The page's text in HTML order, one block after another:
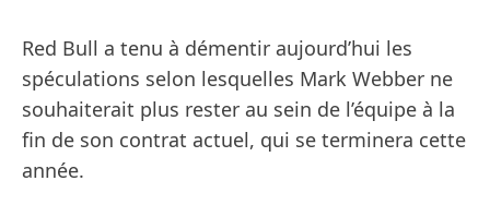
Red Bull a tenu à démentir aujourd’hui les
spéculations selon lesquelles Mark Webber ne
souhaiterait plus rester au sein de l’équipe à la
fin de son contrat actuel, qui se terminera cette
année.